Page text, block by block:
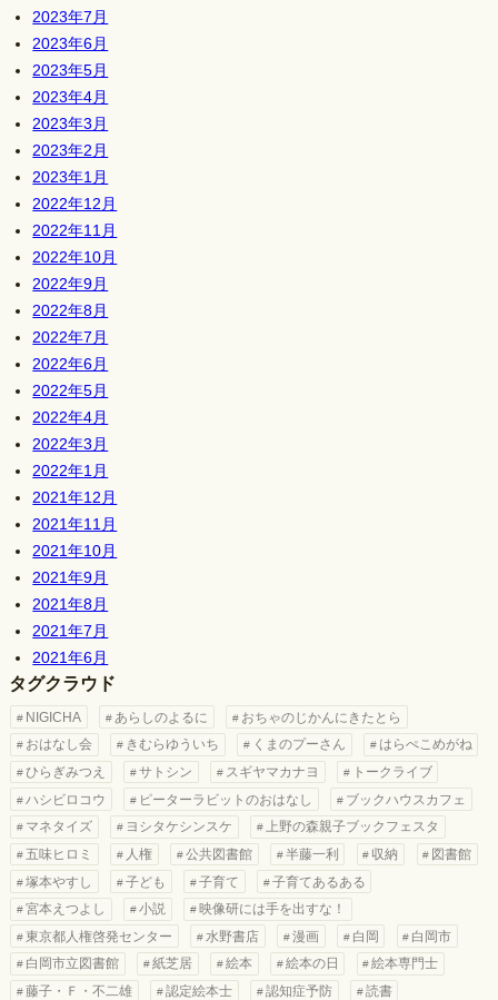
2023年7月
2023年6月
2023年5月
2023年4月
2023年3月
2023年2月
2023年1月
2022年12月
2022年11月
2022年10月
2022年9月
2022年8月
2022年7月
2022年6月
2022年5月
2022年4月
2022年3月
2022年1月
2021年12月
2021年11月
2021年10月
2021年9月
2021年8月
2021年7月
2021年6月
タグクラウド
NIGICHA あらしのよるに
おちゃのじかんにきたとら
おはなし会
きむらゆういち くまのプーさん
はらぺこめがね
ひらぎみつえ
サトシン スギヤマカナヨ
トークライブ
ハシビロコウ
ピーターラビットのおはなし
ブックハウスカフェ
マネタイズ
ヨシタケシンスケ
上野の森親子ブックフェスタ
五味ヒロミ
人権 公共図書館 半藤一利 収納
図書館
塚本やすし
子ども 子育て
子育てあるある
宮本えつよし
小説
映像研には手を出すな！
東京都人権啓発センター
水野書店 漫画 白岡
白岡市
白岡市立図書館
紙芝居 絵本 絵本の日
絵本専門士
藤子・Ｆ・不二雄
認定絵本士 認知症予防
読書